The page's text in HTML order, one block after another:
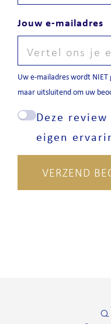
Jouw e-mailadres
Uw e-mailadres wordt
maar uitsluitend om uw
Deze
eigen
VERZEND